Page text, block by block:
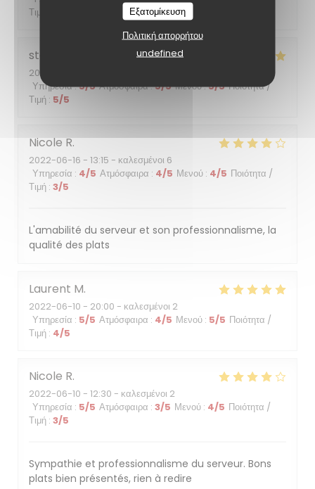
Εξατομίκευση
Πολιτική απορρήτου
undefined
Τιμή
stephanie
2022-06-18
Υπηρεσία:5/5 Ατμόσφαιρα:5/5 Μενού:5/5 Ποιότητα /
Τιμή : 5/5
NicoleR
2022-06-16 - 13:15 - καλεσμένοι 6
Υπηρεσία : 4/5 Ατμόσφαιρα : 4/5 Μενού : 4/5 Ποιότητα /
Τιμή : 3/5
L'amabilité du serveur et son professionnalisme, la
qualité des plats
Laurent M
2022-06-10 - 20:00 - καλεσμένοι 2
Υπηρεσία : 5/5 Ατμόσφαιρα : 4/5 Μενού : 5/5 Ποιότητα /
Τιμή : 4/5
Nicole R
2022-06-10 - 12:30 - καλεσμένοι 2
Υπηρεσία : 5/5 Ατμόσφαιρα : 3/5 Μενού : 4/5 Ποιότητα /
Τιμή : 3/5
Sympathie et professionnalisme du serveur. Bons
plats bien présentés, rien à redire